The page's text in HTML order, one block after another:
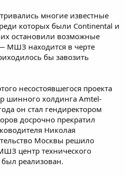
многие известные
которых были Continental и
остановили возможные
МШЗ находится в черте
бы завозить
несостоявшегося проекта
шинного холдинга Amtel-
он стал гендиректором
досрочно прекратил
Николая
Москвы решило
центр технического
реализован.